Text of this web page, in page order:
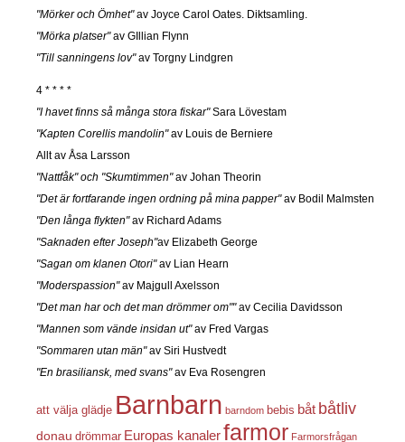
"Mörker och Ömhet"av Joyce Carol Oates. Diktsamling.
"Mörka platser"av GIllian Flynn
"Till sanningens lov"av Torgny Lindgren
4 * * * *
"I havet finns så många stora fiskar"Sara Lövestam
"Kapten Corellis mandolin"av Louis de Berniere
Allt av Åsa Larsson
"Nattfåk" och "Skumtimmen"av Johan Theorin
"Det är fortfarande ingen ordning på mina papper"av Bodil Malmsten
"Den långa flykten"av Richard Adams
"Saknaden efter Joseph"av Elizabeth George
"Sagan om klanen Otori"av Lian Hearn
"Moderspassion"av Majgull Axelsson
"Det man har och det man drömmer om""av Cecilia Davidsson
"Mannen som vände insidan ut"av Fred Vargas
"Sommaren utan män"av Siri Hustvedt
"En brasiliansk, med svans"av Eva Rosengren
att välja glädje Barnbarn barndom bebis båt båtliv
donau drömmar Europas kanalerfarmor Farmorsfrågan